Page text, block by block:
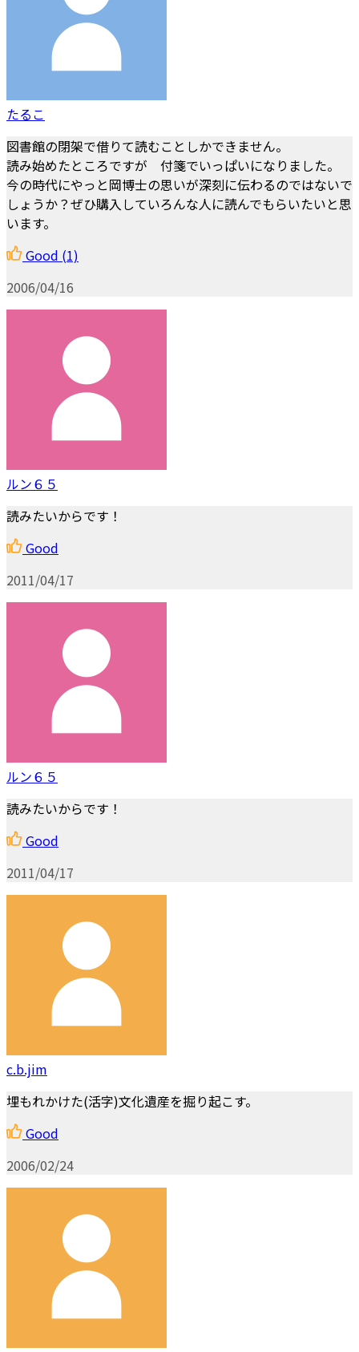
たるこ
図書館の閉架で借りて読むことしかできません。
読み始めたところですが 付箋でいっぱいになりました。
今の時代にやっと岡博士の思いが深刻に伝わるのではないで
しょうか？ぜひ購入していろんな人に読んでもらいたいと思
います。
Good (1)
2006/04/16
ルン６５
読みたいからです！
Good
2011/04/17
ルン６５
読みたいからです！
Good
2011/04/17
c.b.jim
埋もれかけた(活字)文化遺産を掘り起こす。
Good
2006/02/24